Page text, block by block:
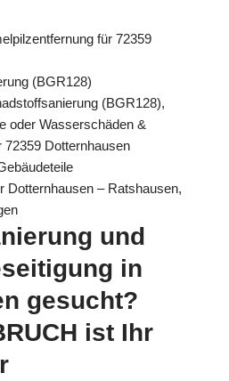
für 72359
(BGR128)
(BGR128),
oder Wasserschäden &
Dotternhausen
Dotternhausen – Ratshausen,
und
in
gesucht?
ist Ihr